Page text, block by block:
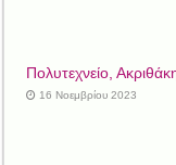
Πολυτεχνείο,
16 Νοεμβρίου 2023